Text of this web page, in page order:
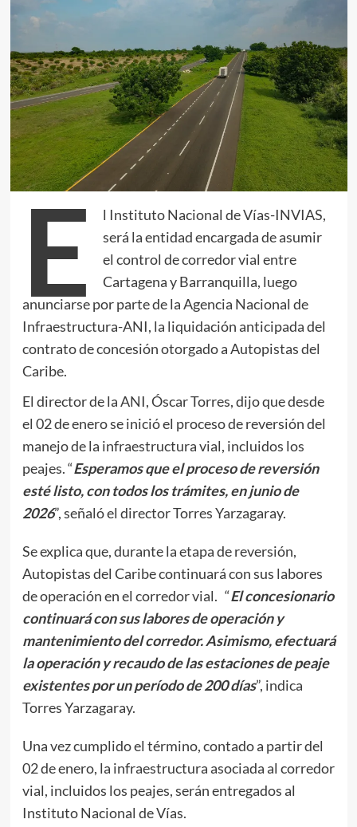
E
l Instituto Nacional de Vías-INVIAS,
será la entidad encargada de asumir
el control de corredor vial entre
Cartagena y Barranquilla, luego
anunciarse por parte de la Agencia Nacional de
Infraestructura-ANI, la liquidación anticipada del
contrato de concesión otorgado a Autopistas del
Caribe.
El director de la ANI, Óscar Torres, dijo que desde
el 02 de enero se inició el proceso de reversión del
manejo de la infraestructura vial, incluidos los
peajes. “Esperamos que el proceso de reversión
esté listo, con todos los trámites, en junio de
2026”, señaló el director Torres Yarzagaray.
Se explica que, durante la etapa de reversión,
Autopistas del Caribe continuará con sus labores
de operación en el corredor vial. “El concesionario
continuará con sus labores de operación y
mantenimiento del corredor. Asimismo, efectuará
la operación y recaudo de las estaciones de peaje
existentes por un período de 200 días”, indica
Torres Yarzagaray.
Una vez cumplido el término, contado a partir del
02 de enero, la infraestructura asociada al corredor
vial, incluidos los peajes, serán entregados al
Instituto Nacional de Vías.